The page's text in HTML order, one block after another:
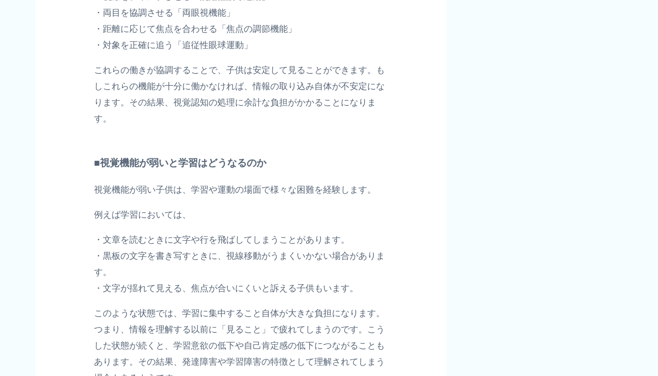
・両目を協調させる「両眼視機能」
・距離に応じて焦点を合わせる「焦点の調節機能」
・対象を正確に追う「追従性眼球運動」
これらの働きが協調することで、子供は安定して見ることができます。も
しこれらの機能が十分に働かなければ、情報の取り込み自体が不安定にな
ります。その結果、視覚認知の処理に余計な負担がかかることになりま
す。
■視覚機能が弱いと学習はどうなるのか
視覚機能が弱い子供は、学習や運動の場面で様々な困難を経験します。
例えば学習においては、
・文章を読むときに文字や行を飛ばしてしまうことがあります。
・黒板の文字を書き写すときに、視線移動がうまくいかない場合がありま
す。
・文字が揺れて見える、焦点が合いにくいと訴える子供もいます。
このような状態では、学習に集中すること自体が大きな負担になります。
つまり、情報を理解する以前に「見ること」で疲れてしまうのです。こう
した状態が続くと、学習意欲の低下や自己肯定感の低下につながることも
あります。その結果、発達障害や学習障害の特徴として理解されてしまう